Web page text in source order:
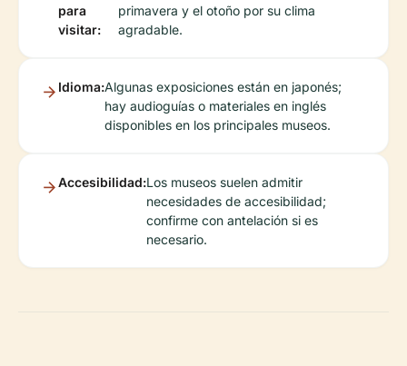
para
visitar:
primavera y el otoño por su clima
agradable.
Idioma:Algunas exposiciones están en japonés;
hay audioguías o materiales en inglés
disponibles en los principales museos.
Accesibilidad:Los museos suelen admitir
necesidades de accesibilidad;
confirme con antelación si es
necesario.